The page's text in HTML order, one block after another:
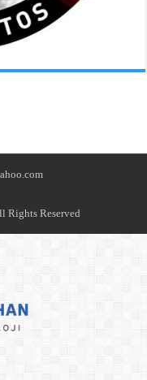
Rights Reserved